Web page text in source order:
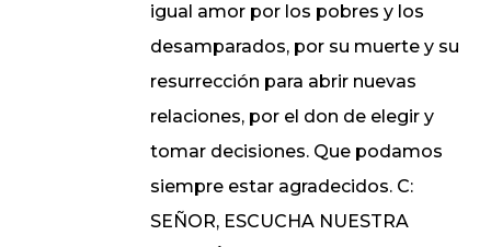
igual amor por los pobres y los
desamparados, por su muerte y su
resurrección para abrir nuevas
relaciones, por el don de elegir y
tomar decisiones. Que podamos
siempre estar agradecidos. C:
SEÑOR, ESCUCHA NUESTRA